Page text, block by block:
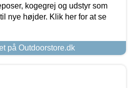
kogegrej og udstyr som
nye højder. Klik her for at se
på Outdoorstore.dk